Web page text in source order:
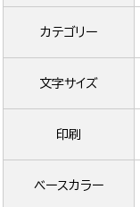
カテゴリー
文字サイズ
印刷
ベースカラー